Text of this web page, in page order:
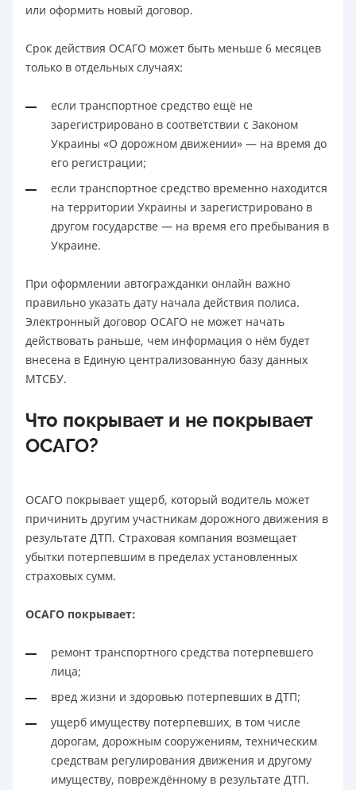
или оформить новый договор.
Срок действия ОСАГО может быть меньше 6 месяцев
только в отдельных случаях:
если транспортное средство ещё не
зарегистрировано в соответствии с Законом
Украины «О дорожном движении» — на время до
его регистрации;
если транспортное средство временно находится
на территории Украины и зарегистрировано в
другом государстве — на время его пребывания в
Украине.
При оформлении автогражданки онлайн важно
правильно указать дату начала действия полиса.
Электронный договор ОСАГО не может начать
действовать раньше, чем информация о нём будет
внесена в Единую централизованную базу данных
МТСБУ.
Что покрывает и не покрывает
ОСАГО?
ОСАГО покрывает ущерб, который водитель может
причинить другим участникам дорожного движения в
результате ДТП. Страховая компания возмещает
убытки потерпевшим в пределах установленных
страховых сумм.
ОСАГО покрывает:
ремонт транспортного средства потерпевшего
лица;
вред жизни и здоровью потерпевших в ДТП;
ущерб имуществу потерпевших, в том числе
дорогам, дорожным сооружениям, техническим
средствам регулирования движения и другому
имуществу, повреждённому в результате ДТП.